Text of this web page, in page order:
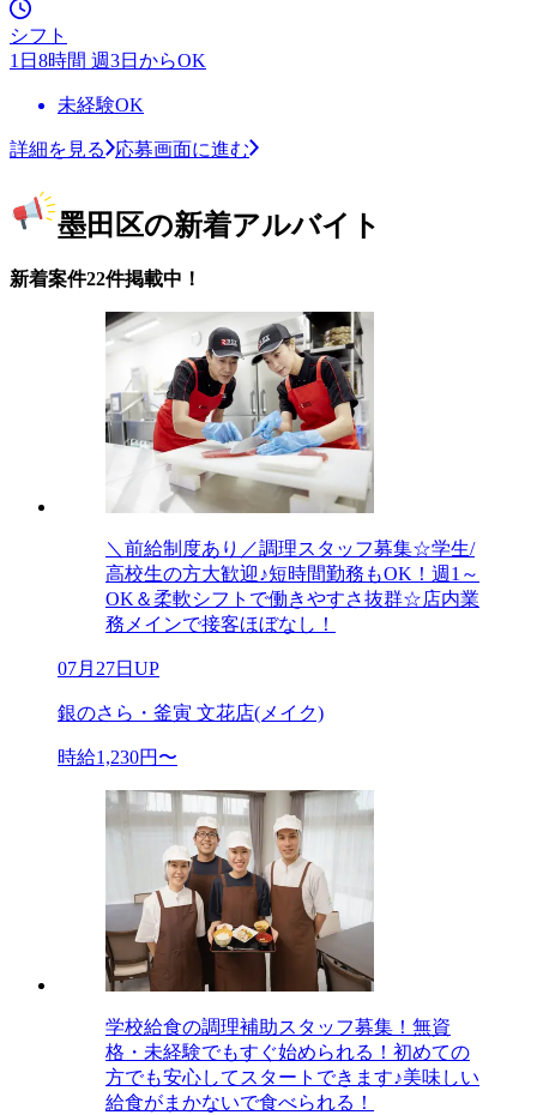
シフト
1日8時間 週3日からOK
未経験OK
詳細を見る 応募画面に進む
墨田区の新着アルバイト
新着案件22件掲載中！
＼前給制度あり／調理スタッフ募集☆学生/
高校生の方大歓迎♪短時間勤務もOK！週1～
OK＆柔軟シフトで働きやすさ抜群☆店内業
務メインで接客ほぼなし！
07月27日UP
銀のさら・釜寅 文花店(メイク)
時給1,230円〜
学校給食の調理補助スタッフ募集！無資
格・未経験でもすぐ始められる！初めての
方でも安心してスタートできます♪美味しい
給食がまかないで食べられる！